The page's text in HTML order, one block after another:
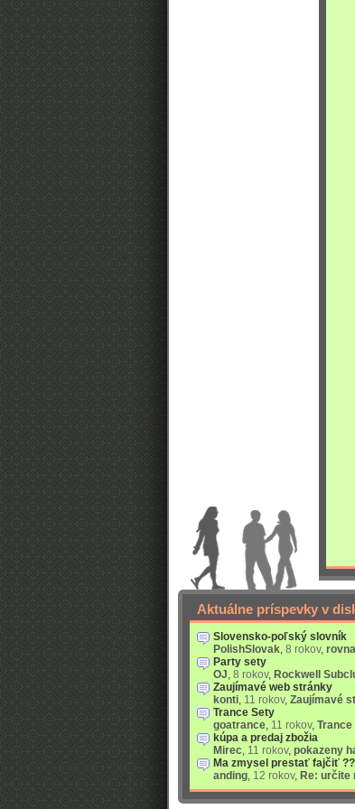
Aktuálne príspevky v
Slovensko-poľský slovník
PolishSlovak, 8 rokov,
Party sety
OJ, 8 rokov, Rockwell
Zaujímavé web stránky
konti, 11 rokov, Zaujímavé
Trance Sety
goatrance, 11 rokov, Trance
kúpa a predaj zbožia
Mirec, 11 rokov, pokazeny
Ma zmysel prestať fajčiť
anding, 12 rokov, Re: určite